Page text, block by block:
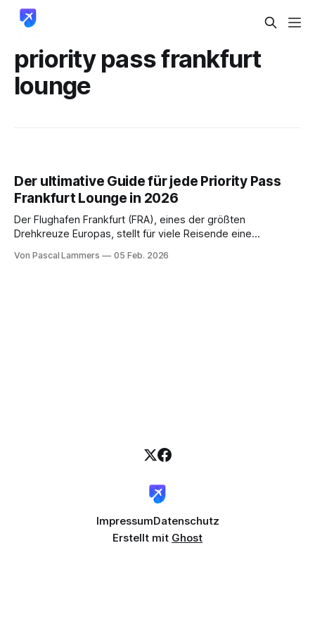
priority pass frankfurt
lounge
Der ultimative Guide für jede Priority Pass
Frankfurt Lounge in 2026
Der Flughafen Frankfurt (FRA), eines der größten
Drehkreuze Europas, stellt für viele Reisende eine
überfüllte Terminals und Hektik vor dem Abflug können die
Von Pascal Lammers 05 Feb. 2026
ImpressumDatenschutz
Erstellt mit Ghost